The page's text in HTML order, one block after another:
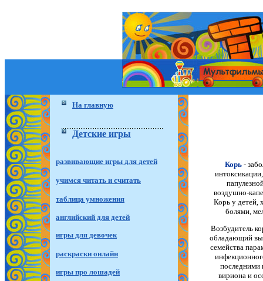
На главную
Детские игры
развивающие игры для детей
учимся читать и считать
таблица умножения
английский для детей
игры для девочек
раскраски онлайн
игры про лошадей
Корь-
воздушно-
Корь у детей,
болями,
Возбудитель
обладающий
семейства
последними
вириона и